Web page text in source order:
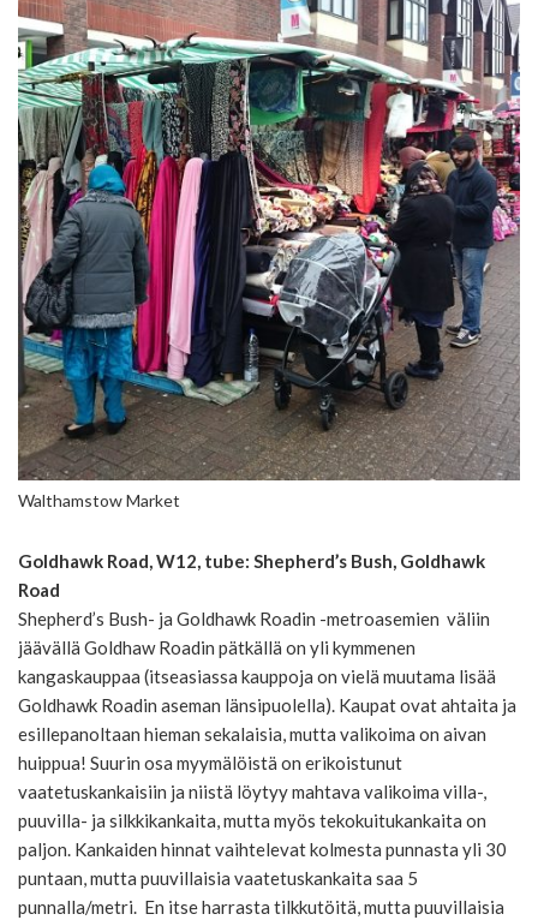
Walthamstow Market
Goldhawk Road, W12, tube: Shepherd’s Bush, Goldhawk
Road
Shepherd’s Bush- ja Goldhawk Roadin -metroasemien väliin
jäävällä Goldhaw Roadin pätkällä on yli kymmenen
kangaskauppaa (itseasiassa kauppoja on vielä muutama lisää
Goldhawk Roadin aseman länsipuolella). Kaupat ovat ahtaita ja
esillepanoltaan hieman sekalaisia, mutta valikoima on aivan
huippua! Suurin osa myymälöistä on erikoistunut
vaatetuskankaisiin ja niistä löytyy mahtava valikoima villa-,
puuvilla- ja silkkikankaita, mutta myös tekokuitukankaita on
paljon. Kankaiden hinnat vaihtelevat kolmesta punnasta yli 30
puntaan, mutta puuvillaisia vaatetuskankaita saa 5
punnalla/metri. En itse harrasta tilkkutöitä, mutta puuvillaisia